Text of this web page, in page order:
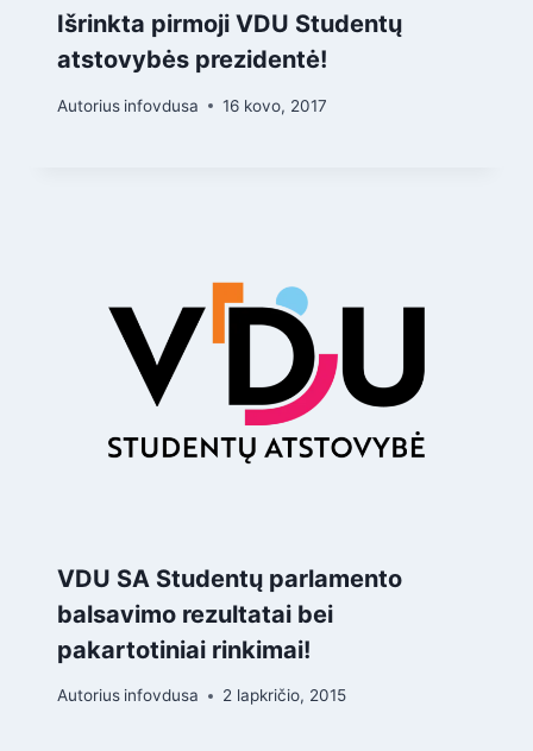
Išrinkta pirmoji VDU Studentų
atstovybės prezidentė!
Autorius infovdusa 16 kovo, 2017
VDU SA Studentų parlamento
balsavimo rezultatai bei
pakartotiniai rinkimai!
Autorius infovdusa 2 lapkričio, 2015